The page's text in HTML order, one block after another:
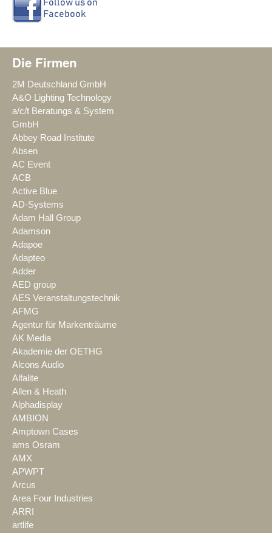
Die Firmen
2M Deutschland GmbH
A&O Lighting Technology
a/c/t Beratungs & System
GmbH
Abbey Road Institute
Absen
AC Event
ACB
Active Blue
AD-Systems
Adam Hall Group
Adamson
Adapoe
Adapteo
Adder
AED group
AES Veranstaltungstechnik
AFMG
Agentur für Markenträume
AK Media
Akademie der OETHG
Alcons Audio
Alfalite
Allen & Heath
Alphadisplay
AMBION
Amptown Cases
ams Osram
AMX
APWPT
Arcus
Area Four Industries
ARRI
artlife